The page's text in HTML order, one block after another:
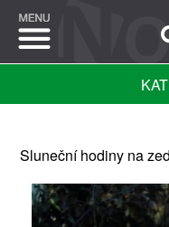
Sluneční hodiny na zeď